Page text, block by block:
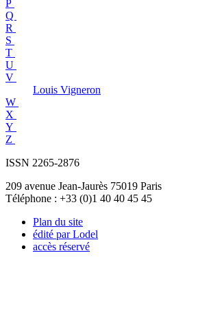
P
Q
R
S
T
U
V
Louis Vigneron
W
X
Y
Z
ISSN 2265-2876
209 avenue Jean-Jaurès 75019 Paris
Téléphone : +33 (0)1 40 40 45 45
Plan du site
édité par Lodel
accès réservé